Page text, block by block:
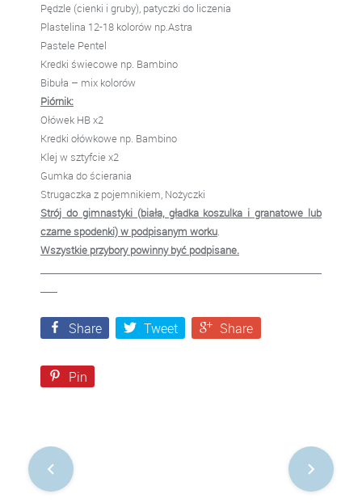
Pędzle (cienki i gruby), patyczki do liczenia
Plastelina 12-18 kolorów np.Astra
Pastele Pentel
Kredki świecowe np. Bambino
Bibuła – mix kolorów
Piórnik:
Ołówek HB x2
Kredki ołówkowe np. Bambino
Klej w sztyfcie x2
Gumka do ścierania
Strugaczka z pojemnikiem, Nożyczki
Strój do gimnastyki (biała, gładka koszulka i granatowe lub
czarne spodenki) w podpisanym worku.
Wszystkie przybory powinny być podpisane.
Share Tweet Share
Pin
Nawigacja